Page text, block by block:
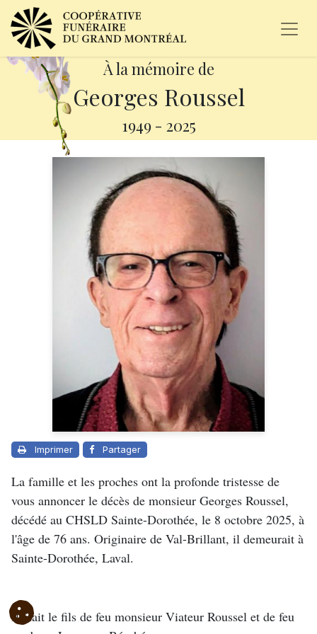
À la mémoire de
Georges Roussel
1949 - 2025
Imprimer Partager
La famille et les proches ont la profonde tristesse de
vous annoncer le décès de monsieur Georges Roussel,
décédé au CHSLD Sainte-Dorothée, le 8 octobre 2025, à
l'âge de 76 ans. Originaire de Val-Brillant, il demeurait à
Sainte-Dorothée, Laval.
Il était le fils de feu monsieur Viateur Roussel et de feu